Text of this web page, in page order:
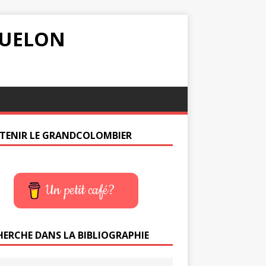
LE GRANDCOLOMBIER
Un petit café?
DANS LA BIBLIOGRAPHIE